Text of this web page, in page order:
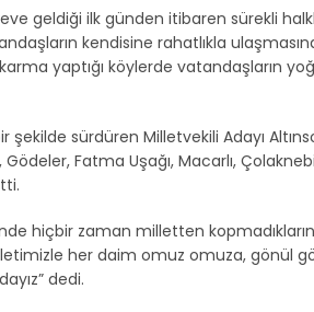
geldiği ilk günden itibaren sürekli
kendisine rahatlıkla
yaptığı köylerde vatandaşların
şekilde sürdüren Milletvekili Adayı
Fatma Uşağı, Macarlı,
hiçbir zaman milletten
her daim omuz omuza, gönül
dedi.